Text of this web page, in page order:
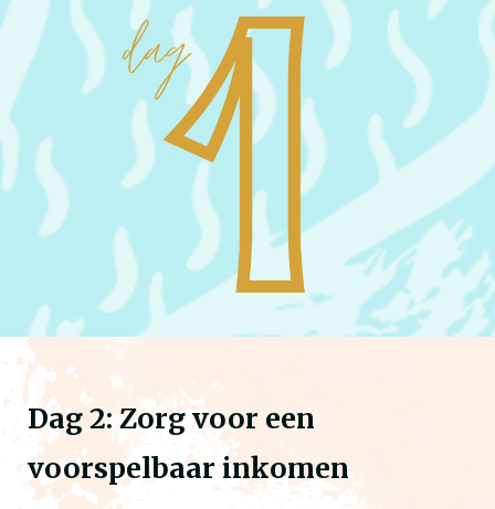
Dag 2: Zorg voor een
voorspelbaar inkomen